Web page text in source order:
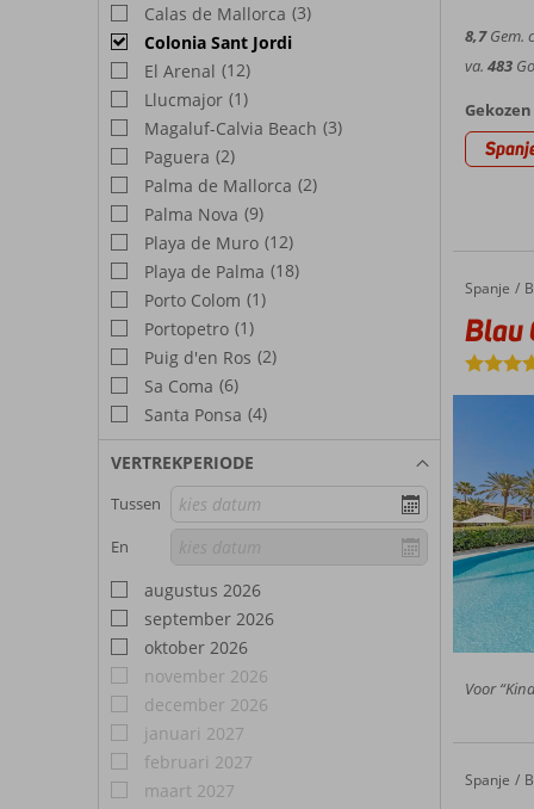
Calas de Mallorca (3)
Colonia Sant Jordi
El Arenal (12)
Llucmajor (1)
Magaluf-Calvia Beach (3)
Paguera (2)
Palma de Mallorca (2)
Palma Nova (9)
Playa de Muro (12)
Playa de Palma (18)
Porto Colom (1)
Portopetro (1)
Puig d'en Ros (2)
Sa Coma (6)
Santa Ponsa (4)
VERTREKPERIODE
Tussen
En
augustus 2026
september 2026
oktober 2026
november 2026
december 2026
januari 2027
februari 2027
maart 2027
en
Naast
is
te
Naast
naar
en
8,7Gem.
va. 483
Home
Spanje
Blau Colonia Sant Jordi
Blau
Voor
Home
Spanje
Fly & Go Blau Colonia Sant Jordi